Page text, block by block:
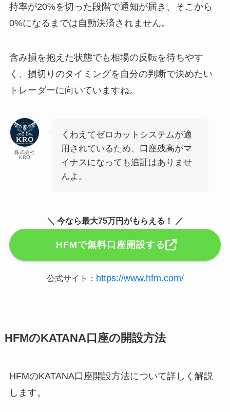
持率が20%を切った段階で通知が届き、そこから
0%になるまでは自動決済されません。
含み損を抱えた状態でも相場の反転を待ちやす
く、損切りのタイミングを自分の判断で決めたい
トレーダーに向いていますね。
株式会社
KRO
くわえてゼロカットシステムが適
用されているため、口座残高がマ
イナスになっても追証はありませ
んよ。
＼ 今なら最大75万円がもらえる！ ／
HFMで無料口座開設する
公式サイト： https://www.hfm.com/
HFMのKATANA口座の開設方法
HFMのKATANA口座開設方法について詳しく解説
します。